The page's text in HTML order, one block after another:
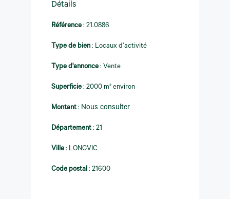
Détails
Référence : 21.0886
Type de bien : Locaux d’activité
Type d'annonce : Vente
Superficie : 2000 m² environ
Montant : Nous consulter
Département : 21
Ville : LONGVIC
Code postal : 21600